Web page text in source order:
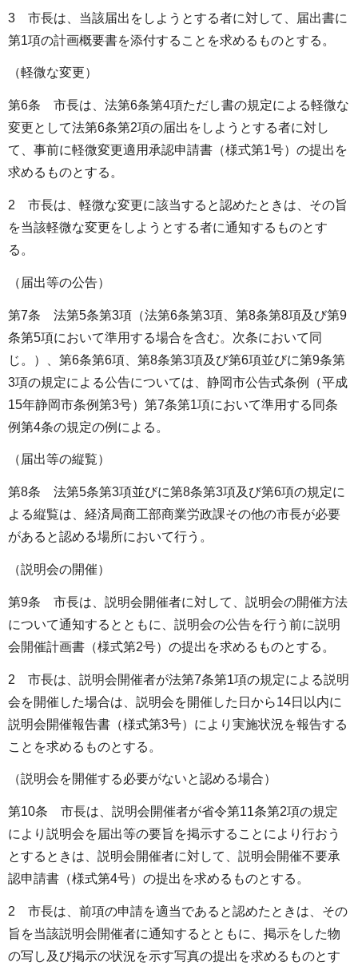
3 市長は、当該届出をしようとする者に対して、届出書に
第1項の計画概要書を添付することを求めるものとする。
（軽微な変更）
第6条 市長は、法第6条第4項ただし書の規定による軽微な
変更として法第6条第2項の届出をしようとする者に対し
て、事前に軽微変更適用承認申請書（様式第1号）の提出を
求めるものとする。
2 市長は、軽微な変更に該当すると認めたときは、その旨
を当該軽微な変更をしようとする者に通知するものとす
る。
（届出等の公告）
第7条 法第5条第3項（法第6条第3項、第8条第8項及び第9
条第5項において準用する場合を含む。次条において同
じ。）、第6条第6項、第8条第3項及び第6項並びに第9条第
3項の規定による公告については、静岡市公告式条例（平成
15年静岡市条例第3号）第7条第1項において準用する同条
例第4条の規定の例による。
（届出等の縦覧）
第8条 法第5条第3項並びに第8条第3項及び第6項の規定に
よる縦覧は、経済局商工部商業労政課その他の市長が必要
があると認める場所において行う。
（説明会の開催）
第9条 市長は、説明会開催者に対して、説明会の開催方法
について通知するとともに、説明会の公告を行う前に説明
会開催計画書（様式第2号）の提出を求めるものとする。
2 市長は、説明会開催者が法第7条第1項の規定による説明
会を開催した場合は、説明会を開催した日から14日以内に
説明会開催報告書（様式第3号）により実施状況を報告する
ことを求めるものとする。
（説明会を開催する必要がないと認める場合）
第10条 市長は、説明会開催者が省令第11条第2項の規定
により説明会を届出等の要旨を掲示することにより行おう
とするときは、説明会開催者に対して、説明会開催不要承
認申請書（様式第4号）の提出を求めるものとする。
2 市長は、前項の申請を適当であると認めたときは、その
旨を当該説明会開催者に通知するとともに、掲示をした物
の写し及び掲示の状況を示す写真の提出を求めるものとす